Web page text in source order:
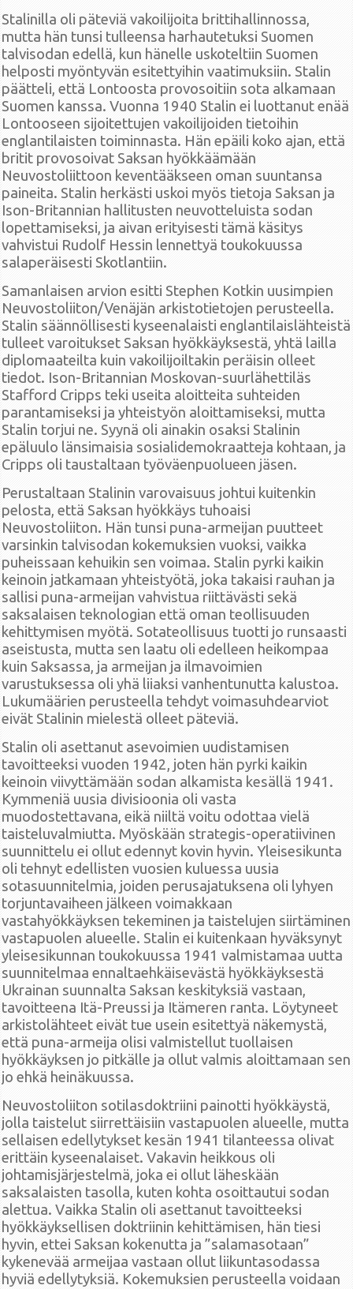
Stalinilla oli päteviä vakoilijoita brittihallinnossa,
mutta hän tunsi tulleensa harhautetuksi Suomen
talvisodan edellä, kun hänelle uskoteltiin Suomen
helposti myöntyvän esitettyihin vaatimuksiin. Stalin
päätteli, että Lontoosta provosoitiin sota alkamaan
Suomen kanssa. Vuonna 1940 Stalin ei luottanut enää
Lontooseen sijoitettujen vakoilijoiden tietoihin
englantilaisten toiminnasta. Hän epäili koko ajan, että
britit provosoivat Saksan hyökkäämään
Neuvostoliittoon keventääkseen oman suuntansa
paineita. Stalin herkästi uskoi myös tietoja Saksan ja
Ison-Britannian hallitusten neuvotteluista sodan
lopettamiseksi, ja aivan erityisesti tämä käsitys
vahvistui Rudolf Hessin lennettyä toukokuussa
salaperäisesti Skotlantiin.
Samanlaisen arvion esitti Stephen Kotkin uusimpien
Neuvostoliiton/Venäjän arkistotietojen perusteella.
Stalin säännöllisesti kyseenalaisti englantilaislähteistä
tulleet varoitukset Saksan hyökkäyksestä, yhtä lailla
diplomaateilta kuin vakoilijoiltakin peräisin olleet
tiedot. Ison-Britannian Moskovan-suurlähettiläs
Stafford Cripps teki useita aloitteita suhteiden
parantamiseksi ja yhteistyön aloittamiseksi, mutta
Stalin torjui ne. Syynä oli ainakin osaksi Stalinin
epäluulo länsimaisia sosialidemokraatteja kohtaan, ja
Cripps oli taustaltaan työväenpuolueen jäsen.
Perustaltaan Stalinin varovaisuus johtui kuitenkin
pelosta, että Saksan hyökkäys tuhoaisi
Neuvostoliiton. Hän tunsi puna-armeijan puutteet
varsinkin talvisodan kokemuksien vuoksi, vaikka
puheissaan kehuikin sen voimaa. Stalin pyrki kaikin
keinoin jatkamaan yhteistyötä, joka takaisi rauhan ja
sallisi puna-armeijan vahvistua riittävästi sekä
saksalaisen teknologian että oman teollisuuden
kehittymisen myötä. Sotateollisuus tuotti jo runsaasti
aseistusta, mutta sen laatu oli edelleen heikompaa
kuin Saksassa, ja armeijan ja ilmavoimien
varustuksessa oli yhä liiaksi vanhentunutta kalustoa.
Lukumäärien perusteella tehdyt voimasuhdearviot
eivät Stalinin mielestä olleet päteviä.
Stalin oli asettanut asevoimien uudistamisen
tavoitteeksi vuoden 1942, joten hän pyrki kaikin
keinoin viivyttämään sodan alkamista kesällä 1941.
Kymmeniä uusia divisioonia oli vasta
muodostettavana, eikä niiltä voitu odottaa vielä
taisteluvalmiutta. Myöskään strategis-operatiivinen
suunnittelu ei ollut edennyt kovin hyvin. Yleisesikunta
oli tehnyt edellisten vuosien kuluessa uusia
sotasuunnitelmia, joiden perusajatuksena oli lyhyen
torjuntavaiheen jälkeen voimakkaan
vastahyökkäyksen tekeminen ja taistelujen siirtäminen
vastapuolen alueelle. Stalin ei kuitenkaan hyväksynyt
yleisesikunnan toukokuussa 1941 valmistamaa uutta
suunnitelmaa ennaltaehkäisevästä hyökkäyksestä
Ukrainan suunnalta Saksan keskityksiä vastaan,
tavoitteena Itä-Preussi ja Itämeren ranta. Löytyneet
arkistolähteet eivät tue usein esitettyä näkemystä,
että puna-armeija olisi valmistellut tuollaisen
hyökkäyksen jo pitkälle ja ollut valmis aloittamaan sen
jo ehkä heinäkuussa.
Neuvostoliiton sotilasdoktriini painotti hyökkäystä,
jolla taistelut siirrettäisiin vastapuolen alueelle, mutta
sellaisen edellytykset kesän 1941 tilanteessa olivat
erittäin kyseenalaiset. Vakavin heikkous oli
johtamisjärjestelmä, joka ei ollut läheskään
saksalaisten tasolla, kuten kohta osoittautui sodan
alettua. Vaikka Stalin oli asettanut tavoitteeksi
hyökkäyksellisen doktriinin kehittämisen, hän tiesi
hyvin, ettei Saksan kokenutta ja ”salamasotaan”
kykenevää armeijaa vastaan ollut liikuntasodassa
hyviä edellytyksiä. Kokemuksien perusteella voidaan